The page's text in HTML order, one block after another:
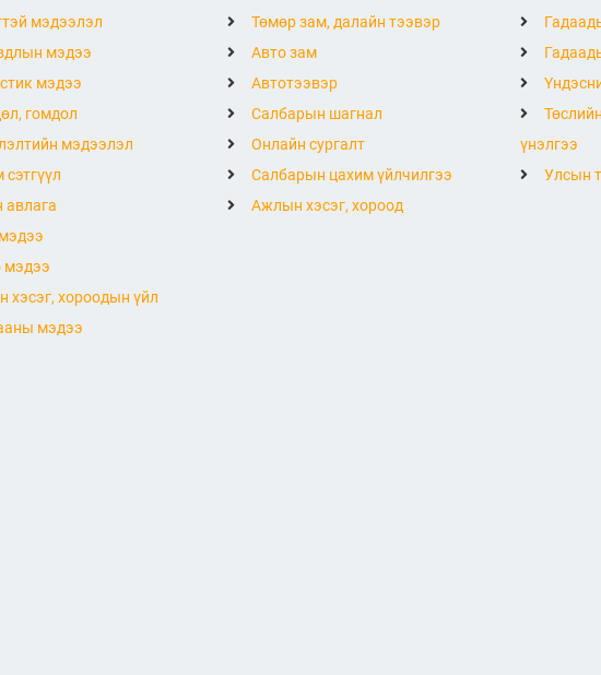
мэдээлэл
мэдээ
мэдээ
гомдол
мэдээлэл
авлага
мэдээ
хэсэг, хороодын үйл
мэдээ
Төмөр зам, далайн тээвэр
Авто зам
Автотээвэр
Салбарын шагнал
Онлайн сургалт
Салбарын цахим үйлчилгээ
Ажлын хэсэг, хороод
үнэлгээ
Улсын